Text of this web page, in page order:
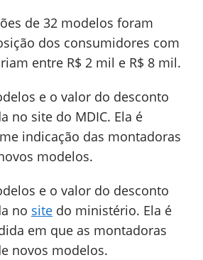
de 32 modelos foram
dos consumidores com
entre R$ 2 mil e R$ 8 mil.
e o valor do desconto
no site do MDIC. Ela é
indicação das montadoras
modelos.
e o valor do desconto
no site do ministério. Ela é
em que as montadoras
novos modelos.